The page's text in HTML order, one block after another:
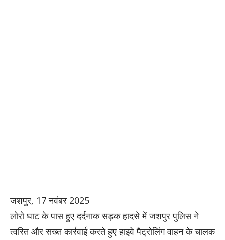
जशपुर, 17 नवंबर 2025
लोरो घाट के पास हुए दर्दनाक सड़क हादसे में जशपुर पुलिस ने
त्वरित और सख्त कार्रवाई करते हुए हाइवे पैट्रोलिंग वाहन के चालक